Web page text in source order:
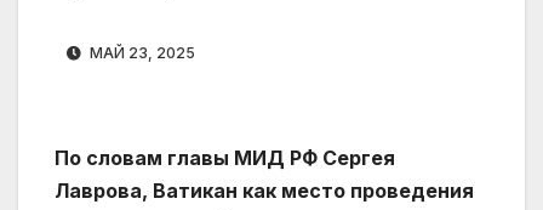
МАЙ 23, 2025
По словам главы МИД РФ Сергея
Лаврова, Ватикан как место проведения